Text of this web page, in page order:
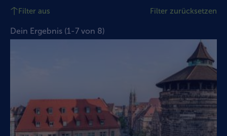
Filter aus Filter zurücksetzen
Dein Ergebnis (1-7 von 8)